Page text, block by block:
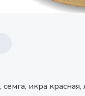
икра красная,